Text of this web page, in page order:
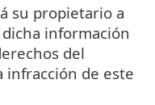
su propietario a
información
del
infracción de este